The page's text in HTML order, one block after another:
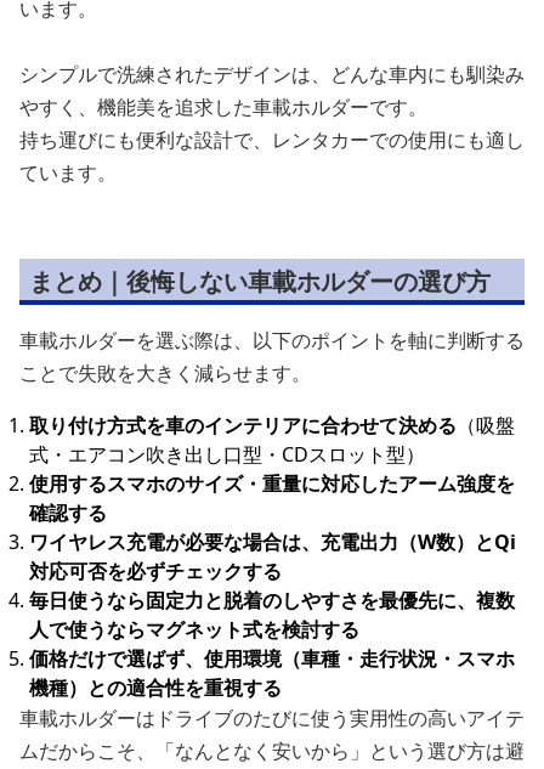
います。
シンプルで洗練されたデザインは、どんな車内にも馴染み
やすく、機能美を追求した車載ホルダーです。
持ち運びにも便利な設計で、レンタカーでの使用にも適し
ています。
まとめ｜後悔しない車載ホルダーの選び方
車載ホルダーを選ぶ際は、以下のポイントを軸に判断する
ことで失敗を大きく減らせます。
取り付け方式を車のインテリアに合わせて決める （吸盤
式・エアコン吹き出し口型・CDスロット型）
使用するスマホのサイズ・重量に対応したアーム強度を
確認する
ワイヤレス充電が必要な場合は、充電出力（W数）とQi
対応可否を必ずチェックする
毎日使うなら固定力と脱着のしやすさを最優先に、複数
人で使うならマグネット式を検討する
価格だけで選ばず、使用環境（車種・走行状況・スマホ
機種）との適合性を重視する
車載ホルダーはドライブのたびに使う実用性の高いアイテ
ムだからこそ、「なんとなく安いから」という選び方は避